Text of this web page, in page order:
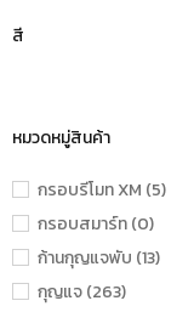
หมวดหมู่สินค้า
กรอบรีโมท XM (5)
กรอบสมาร์ท (0)
ก้านกุญแจพับ (13)
กุญแจ (263)
สี